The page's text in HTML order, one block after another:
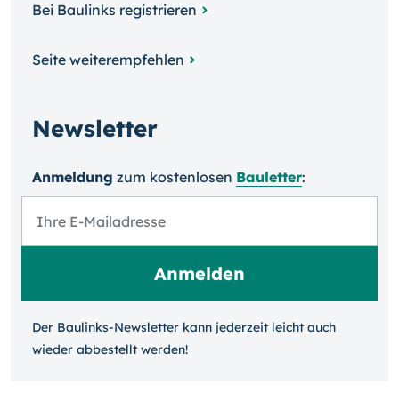
Bei Baulinks registrieren
Seite weiterempfehlen
Newsletter
Anmeldung zum kosten­losen Bauletter:
Der Baulinks-Newsletter kann jeder­zeit leicht auch
wieder ab­bestellt werden!